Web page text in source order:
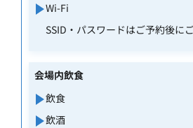
Wi-Fi
SSID・パスワードはご予約後に
会場内飲食
飲食
飲酒